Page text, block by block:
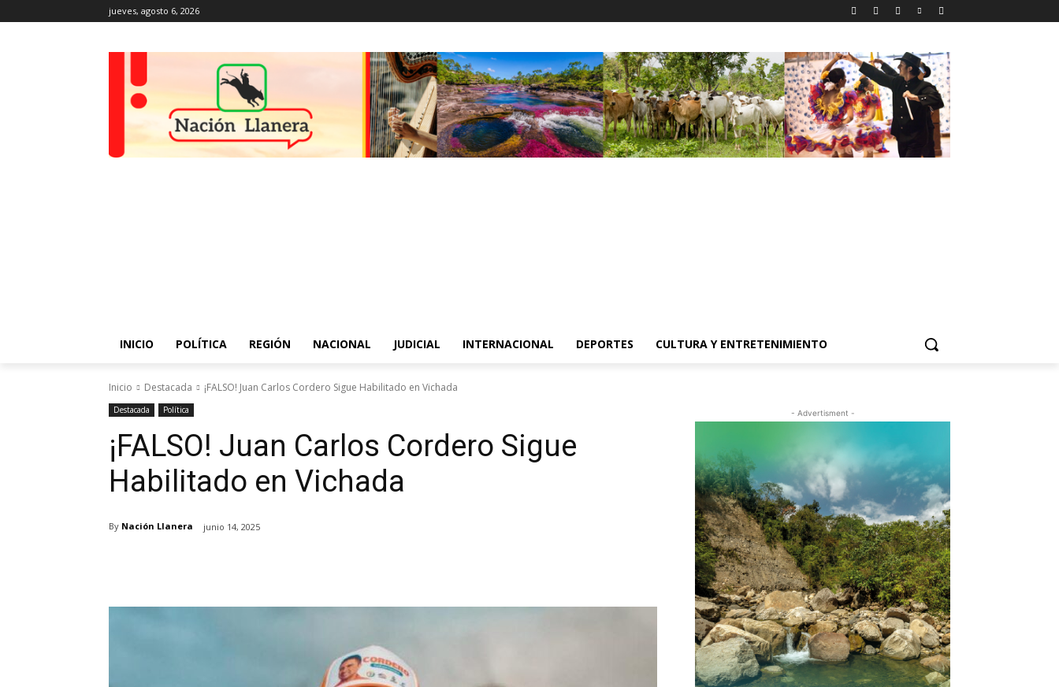
jueves, agosto 6, 2026
INICIO POLÍTICA REGIÓN NACIONAL JUDICIAL INTERNACIONAL DEPORTES CULTURA Y ENTRETENIMIENTO
Inicio Destacada ¡FALSO! Juan Carlos Cordero Sigue Habilitado en Vichada
Destacada Política
¡FALSO! Juan Carlos Cordero Sigue
Habilitado en Vichada
By Nación Llanera junio 14, 2025
- Advertisment -